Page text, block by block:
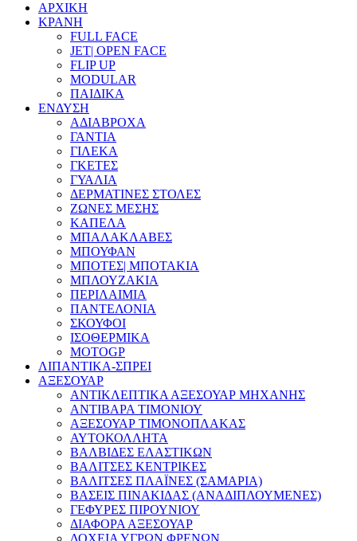
ΑΡΧΙΚΗ
ΚΡΑΝΗ
FULL FACE
JET| OPEN FACE
FLIP UP
MODULAR
ΠΑΙΔΙΚΑ
ΕΝΔΥΣΗ
ΑΔΙΑΒΡΟΧΑ
ΓΑΝΤΙΑ
ΓΙΛΕΚΑ
ΓΚΕΤΕΣ
ΓΥΑΛΙΑ
ΔΕΡΜΑΤΙΝΕΣ ΣΤΟΛΕΣ
ΖΩΝΕΣ ΜΕΣΗΣ
ΚΑΠΕΛΑ
ΜΠΑΛΑΚΛΑΒΕΣ
ΜΠΟΥΦΑΝ
ΜΠΟΤΕΣ| ΜΠΟΤΑΚΙΑ
ΜΠΛΟΥΖΑΚΙΑ
ΠΕΡΙΛΑΙΜΙΑ
ΠΑΝΤΕΛΟΝΙΑ
ΣΚΟΥΦΟΙ
ΙΣΟΘΕΡΜΙΚΑ
MOTOGP
ΛΙΠΑΝΤΙΚΑ-ΣΠΡΕΙ
ΑΞΕΣΟΥΑΡ
ΑΝΤΙΚΛΕΠΤΙΚΑ ΑΞΕΣΟΥΑΡ ΜΗΧΑΝΗΣ
ΑΝΤΙΒΑΡΑ ΤΙΜΟΝΙΟΥ
ΑΞΕΣΟΥΑΡ ΤΙΜΟΝΟΠΛΑΚΑΣ
ΑΥΤΟΚΟΛΛΗΤΑ
ΒΑΛΒΙΔΕΣ ΕΛΑΣΤΙΚΩΝ
ΒΑΛΙΤΣΕΣ ΚΕΝΤΡΙΚΕΣ
ΒΑΛΙΤΣΕΣ ΠΛΑΪΝΕΣ (ΣΑΜΑΡΙΑ)
ΒΑΣΕΙΣ ΠΙΝΑΚΙΔΑΣ (ΑΝΑΔΙΠΛΟΥΜΕΝΕΣ)
ΓΕΦΥΡΕΣ ΠΙΡΟΥΝΙΟΥ
ΔΙΑΦΟΡΑ ΑΞΕΣΟΥΑΡ
ΔΟΧΕΙΑ ΥΓΡΩΝ ΦΡΕΝΩΝ